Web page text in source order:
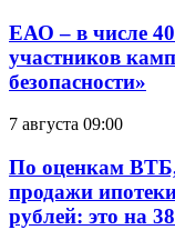
ЕАО – в числе
участников
безопасности»
7 августа 09:00
По оценкам ВТБ,
продажи
рублей: это на